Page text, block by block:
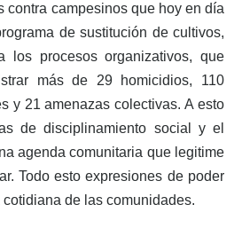
contra campesinos que hoy en día
de sustitución de cultivos,
los procesos organizativos, que
más de 29 homicidios, 110
y 21 amenazas colectivas. A esto
de disciplinamiento social y el
agenda comunitaria que legitime
Todo esto expresiones de poder
de las comunidades.